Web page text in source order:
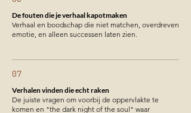
De fouten die je verhaal kapotmaken
Verhaal en boodschap die niet matchen, overdreven
emotie, en alleen successen laten zien.
07
Verhalen vinden die echt raken
De juiste vragen om voorbij de oppervlakte te
komen en "the dark night of the soul" waar